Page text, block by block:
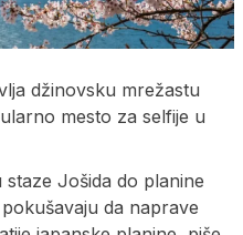
džinovsku mrežastu
mesto za selfije u
Jošida do planine
da naprave